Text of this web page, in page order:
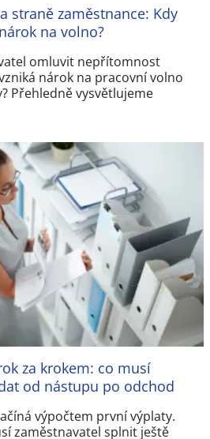
straně zaměstnance: Kdy
na volno?
omluvit nepřítomnost
nárok na pracovní volno
Přehledně vysvětlujeme
za krokem: co musí
od nástupu po odchod
výpočtem první výplaty.
zaměstnavatel splnit ještě